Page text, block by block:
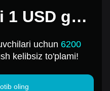
1 USD ga
uchun 6200
kelibsiz to'plami!
oling